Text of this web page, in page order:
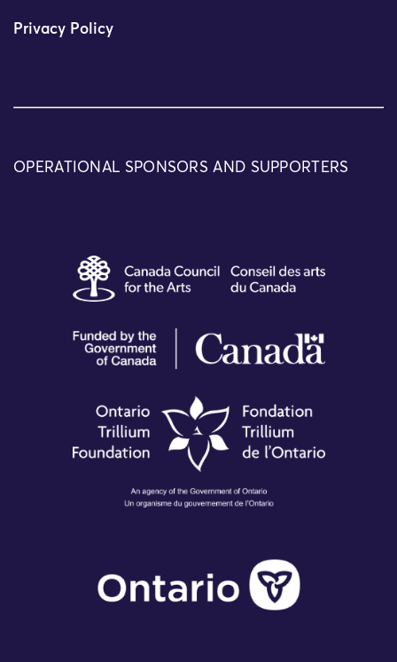
Privacy Policy
OPERATIONAL SPONSORS AND SUPPORTERS